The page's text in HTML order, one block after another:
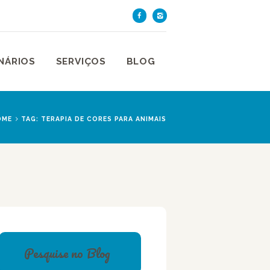
SERVIÇOS BLOG
TAG: TERAPIA DE CORES PARA ANIMAIS
DE SÃO PAULO
Pesquise no Blog